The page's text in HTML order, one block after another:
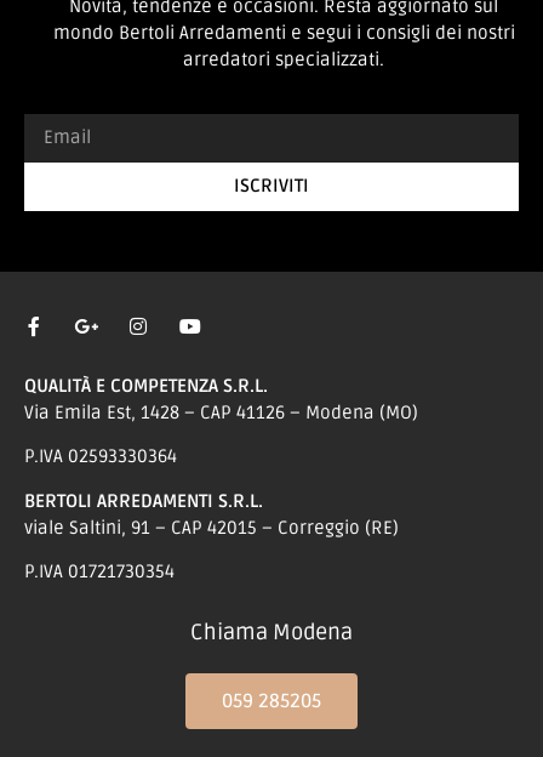
Novità, tendenze e occasioni. Resta aggiornato sul
mondo Bertoli Arredamenti e segui i consigli dei nostri
arredatori specializzati.
ISCRIVITI
QUALITÀ E COMPETENZA S.R.L.
Via Emila Est, 1428 – CAP 41126 – Modena (MO)
P.IVA 02593330364
BERTOLI ARREDAMENTI S.R.L.
viale Saltini, 91 – CAP 42015 – Correggio (RE)
P.IVA 01721730354
Chiama Modena
059 285205